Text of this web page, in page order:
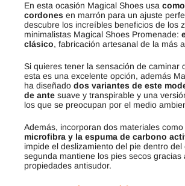
En esta ocasión Magical Shoes usa
cordones en marrón para un ajuste
descubre los increíbles beneficios de los z
minimalistas Magical Shoes Promenade:
clásico, fabricación artesanal de la más
Si quieres tener la sensación de caminar
esta es una excelente opción, además
ha diseñado dos variantes de este
de ante suave y transpirable y una
los que se preocupan por el medio
Además, incorporan dos materiales como
microfibra y la espuma de carbono
impide el deslizamiento del pie dentro del
segunda mantiene los pies secos gracias
propiedades antisudor.